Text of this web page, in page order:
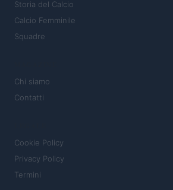
Storia del Calcio
Calcio Femminile
Squadre
Chi siamo
Contatti
Cookie Policy
Privacy Policy
Termini